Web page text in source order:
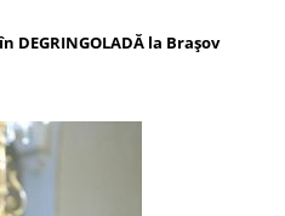
DEGRINGOLADĂ la Brașov